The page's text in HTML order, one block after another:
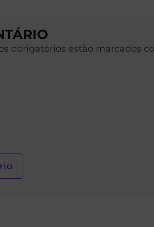
obrigatórios estão marcados